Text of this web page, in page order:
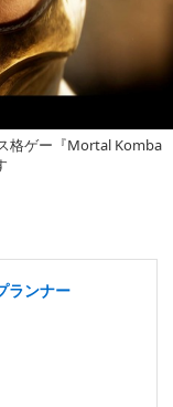
格ゲー『Mortal Komba
ランナー